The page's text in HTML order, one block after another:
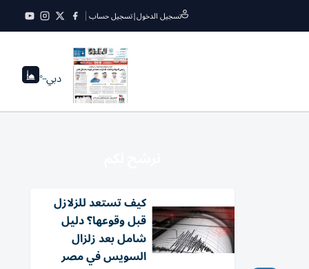
تسجيل الدخول|تسجيل حساب
دبي--°
كيف تستعد للزلازل
قبل وقوعها؟ دليل
شامل بعد زلزال
السويس في مصر